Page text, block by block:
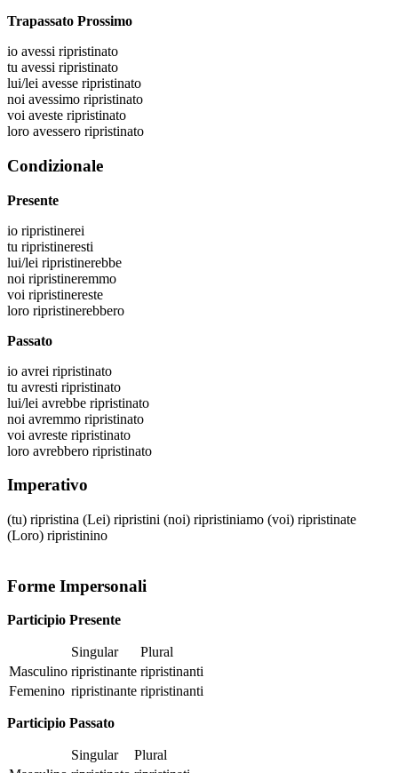
Trapassato Prossimo
io avessi ripristinato
tu avessi ripristinato
lui/lei avesse ripristinato
noi avessimo ripristinato
voi aveste ripristinato
loro avessero ripristinato
Condizionale
Presente
io ripristinerei
tu ripristineresti
lui/lei ripristinerebbe
noi ripristineremmo
voi ripristinereste
loro ripristinerebbero
Passato
io avrei ripristinato
tu avresti ripristinato
lui/lei avrebbe ripristinato
noi avremmo ripristinato
voi avreste ripristinato
loro avrebbero ripristinato
Imperativo
(tu) ripristina (Lei) ripristini (noi) ripristiniamo (voi) ripristinate
(Loro) ripristinino
Forme Impersonali
Participio Presente
Singular
Plural
Masculino ripristinante ripristinanti
Femenino ripristinante ripristinanti
Participio Passato
Singular
Plural